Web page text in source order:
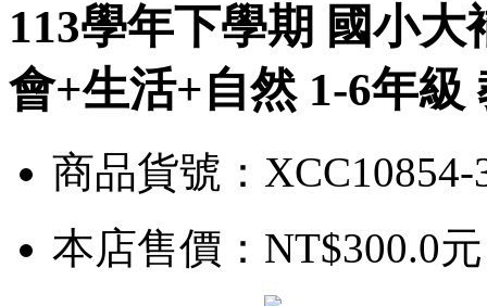
113學年下學期 國小
會+生活+自然 1-6年
商品貨號：XCC10854-
本店售價： NT$300.0元